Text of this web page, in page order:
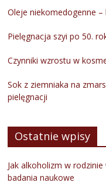
Oleje niekomedogenne
Pielęgnacja szyi po 50.
Czynniki wzrostu w
Sok z ziemniaka na
pielęgnacji
Ostatnie wpisy
Jak alkoholizm w
badania naukowe